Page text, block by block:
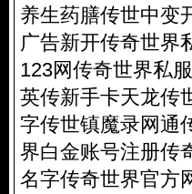
养生药膳传世中变
广告新开传奇世界
123网传奇世界私
英传新手卡天龙传
字传世镇魔录网通
界白金账号注册传
名字传奇世界官方